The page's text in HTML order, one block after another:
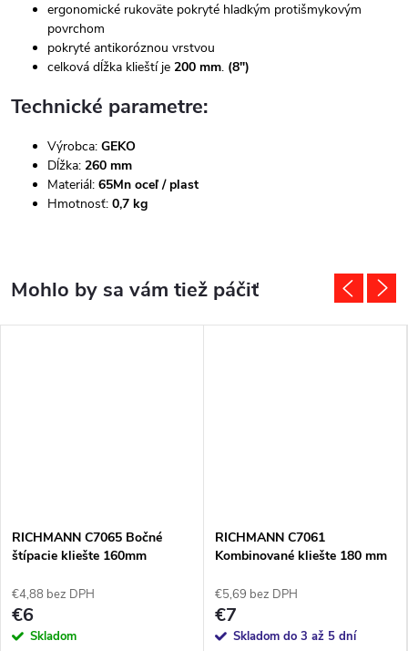
ergonomické rukoväte pokryté hladkým protišmykovým
povrchom
pokryté antikoróznou vrstvou
celková dĺžka klieští je 200 mm. (8")
Technické parametre:
Výrobca: GEKO
Dĺžka: 260 mm
Materiál: 65Mn oceľ / plast
Hmotnosť: 0,7 kg
RICHMANN C7065 Bočné
štípacie kliešte 160mm
€4,88 bez DPH
€6
Skladom
RICHMANN C7061
Kombinované kliešte 180 mm
€5,69 bez DPH
€7
Skladom do 3 až 5 dní